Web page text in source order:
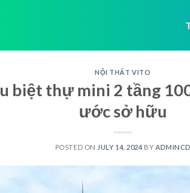
NỘI THẤT VITO
biệt thự mini 2 tầng
ước sở hữu
POSTED ON JULY 14, 2024 BY ADMINCD